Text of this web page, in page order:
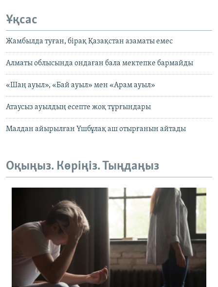
Ұқсас
Жамбылда туған, бірақ Қазақстан азаматы емес
Алматы облысында ондаған бала мектепке бармайды
«Шаң ауыл», «Бай ауыл» мен «Арам ауыл»
Атаусыз ауылдың есепте жоқ тұрғындары
Малдан айырылған Үшбұлақ аш отырғанын айтады
Оқыңыз. Көріңіз. Тыңдаңыз